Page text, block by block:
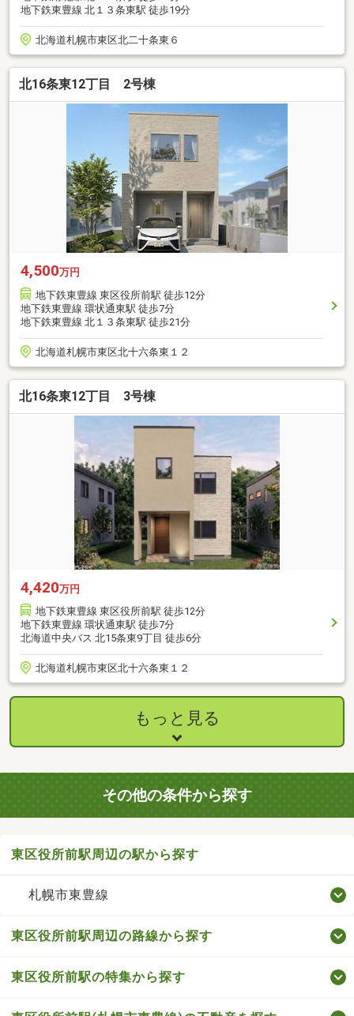
地下鉄東豊線 北１３条東駅 徒歩19分
北海道札幌市東区北二十条東６
北16条東12丁目 2号棟
4,500万円
地下鉄東豊線 東区役所前駅 徒歩12分
地下鉄東豊線 環状通東駅 徒歩7分
地下鉄東豊線 北１３条東駅 徒歩21分
北海道札幌市東区北十六条東１２
北16条東12丁目 3号棟
4,420万円
地下鉄東豊線 東区役所前駅 徒歩12分
地下鉄東豊線 環状通東駅 徒歩7分
北海道中央バス 北15条東9丁目 徒歩6分
北海道札幌市東区北十六条東１２
もっと見る
その他の条件から探す
東区役所前駅周辺の駅から探す
札幌市東豊線
東区役所前駅周辺の路線から探す
東区役所前駅の特集から探す